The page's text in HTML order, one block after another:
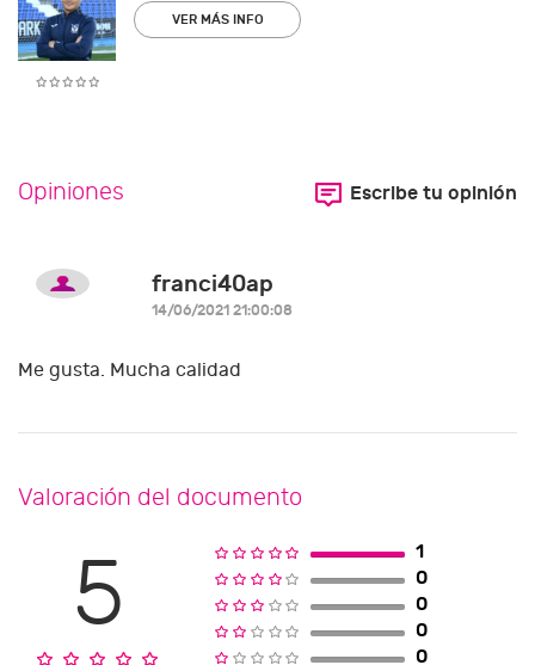
VER MÁS INFO
Opiniones Escribe tu opinión
franci40ap
14/06/2021 21:00:08
Me gusta. Mucha calidad
Valoración del documento
5
1
0
0
0
0